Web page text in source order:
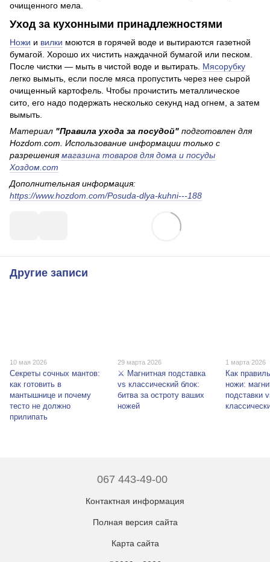
очищенного мела.
Уход за кухонными принадлежностями
Ножи и вилки моются в горячей воде и вытираются газетной
бумагой. Хорошо их чистить наждачной бумагой или песком.
После чистки — мыть в чистой воде и вытирать. Мясорубку
легко вымыть, если после мяса пропустить через нее сырой
очищенный картофель. Чтобы прочистить металлическое
сито, его надо подержать несколько секунд над огнем, а затем
вымыть.
Материал "Правила ухода за посудой" подготовлен для
Hozdom.com. Использование информации только c
разрешениямагазина товаров для дома и посуды
Хоздом.com
Дополнительная информация:
https://www.hozdom.com/Posuda-dlya-kuhni---188
Другие записи
10 мая 2026
Секреты сочных мантов:
как готовить в
мантышнице и почему
тесто не должно
прилипать
29 марта 2026
⚔️ Магнитная подставка
vs классический блок:
битва за остроту ваших
ножей
1 марта 2026
Как
ножи:
подставки
067 443-49-00
Контактная информация
Полная версия сайта
Карта сайта